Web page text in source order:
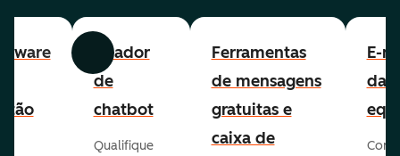
Anterior Avançar
Criador
de
chatbot
Qualifique
Ferramentas
de mensagens
gratuitas e
caixa de
E-
da